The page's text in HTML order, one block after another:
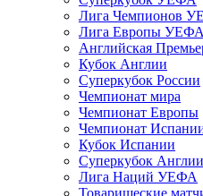
Лига Чемпионов
Лига Европы УЕФА
Английская
Кубок Англии
Суперкубок России
Чемпионат мира
Чемпионат Европы
Чемпионат
Кубок Испании
Суперкубок Англии
Лига Наций УЕФА
Товарищеские